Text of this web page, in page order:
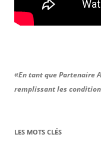
«En tant que Partenaire
remplissant les
LES MOTS CLÉS